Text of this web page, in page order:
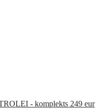
- komplekts 249 eur